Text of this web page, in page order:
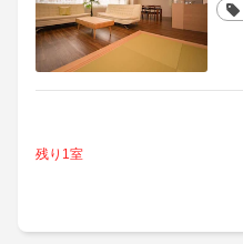
残り1室